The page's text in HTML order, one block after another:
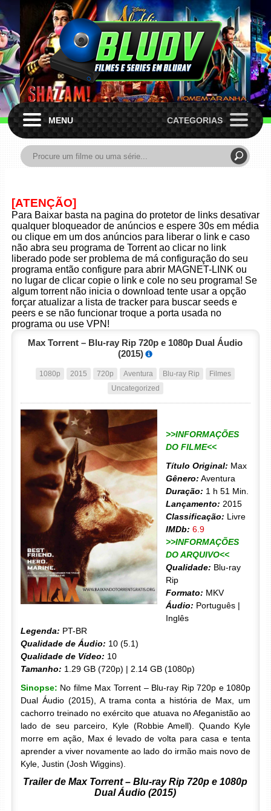
MENU CATEGORIAS
[ATENÇÃO]
Para Baixar basta na pagina do protetor de links desativar
qualquer bloqueador de anúncios e espere 30s em média
ou clique em um dos anúncios para liberar o link e caso
não abra seu programa de Torrent ao clicar no link
liberado pode ser problema de má configuração do seu
programa então configure para abrir MAGNET-LINK ou
no lugar de clicar copie o link e cole no seu programa! Se
algum torrent não inicia o download tente usar a opção
forçar atualizar a lista de tracker para buscar seeds e
peers e se não funcionar troque a porta usada no
programa ou use VPN!
Max Torrent – Blu-ray Rip 720p e 1080p Dual Áudio
(2015)
1080p 2015 720p Aventura Blu-ray Rip
Filmes
Uncategorized
>>INFORMAÇÕES
DO FILME<<
Título Original: Max
Gênero: Aventura
Duração: 1 h 51 Min.
Lançamento: 2015
Classificação: Livre
IMDb: 6.9
>>INFORMAÇÕES
DO ARQUIVO<<
Qualidade: Blu-ray
Rip
Formato: MKV
Áudio: Português |
Inglês
Legenda: PT-BR
Qualidade de Áudio: 10 (5.1)
Qualidade de Vídeo: 10
Tamanho: 1.29 GB (720p) | 2.14 GB (1080p)
Sinopse: No filme Max Torrent – Blu-ray Rip 720p e 1080p
Dual Áudio (2015), A trama conta a história de Max, um
cachorro treinado no exército que atuava no Afeganistão ao
lado de seu parceiro, Kyle (Robbie Amell). Quando Kyle
morre em ação, Max é levado de volta para casa e tenta
aprender a viver novamente ao lado do irmão mais novo de
Kyle, Justin (Josh Wiggins).
Trailer de Max Torrent – Blu-ray Rip 720p e 1080p
Dual Áudio (2015)